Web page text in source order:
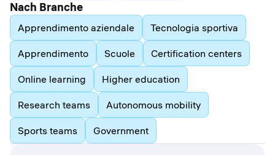
Nach Branche
Apprendimento aziendale Tecnologia sportiva
Apprendimento Scuole Certification centers
Online learning Higher education
Research teams Autonomous mobility
Sports teams Government